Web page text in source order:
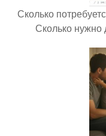
Сколько
Сколько нужно